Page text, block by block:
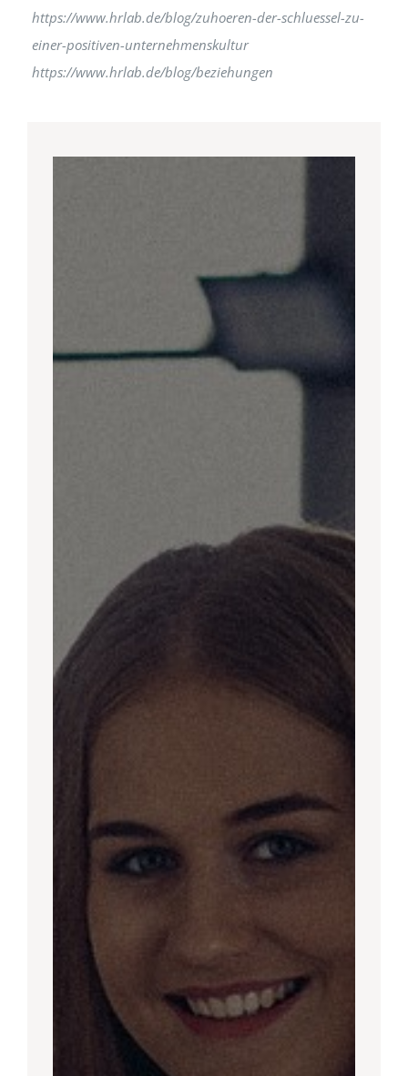
https://www.hrlab.de/blog/zuhoeren-der-schluessel-zu-
einer-positiven-unternehmenskultur
https://www.hrlab.de/blog/beziehungen